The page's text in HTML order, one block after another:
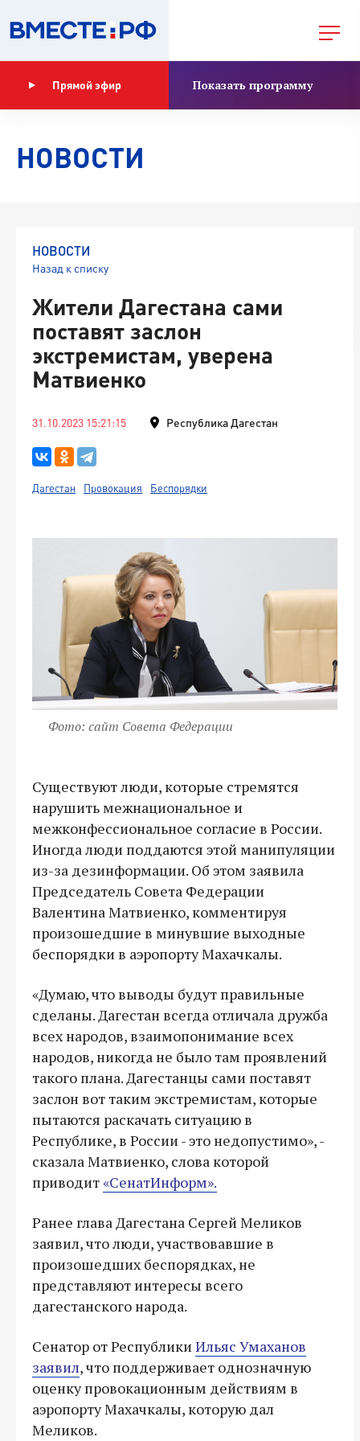
Прямой эфир Показать программу
НОВОСТИ
НОВОСТИ
Назад к списку
Жители Дагестана сами
поставят заслон
экстремистам, уверена
Матвиенко
31.10.2023 15:21:15 Республика Дагестан
Дагестан Провокация Беспорядки
Фото: сайт Совета Федерации
Существуют люди, которые стремятся
нарушить межнациональное и
межконфессиональное согласие в России.
Иногда люди поддаются этой манипуляции
из-за дезинформации. Об этом заявила
Председатель Совета Федерации
Валентина Матвиенко, комментируя
произошедшие в минувшие выходные
беспорядки в аэропорту Махачкалы.
«Думаю, что выводы будут правильные
сделаны. Дагестан всегда отличала дружба
всех народов, взаимопонимание всех
народов, никогда не было там проявлений
такого плана. Дагестанцы сами поставят
заслон вот таким экстремистам, которые
пытаются раскачать ситуацию в
Республике, в России - это недопустимо», -
сказала Матвиенко, слова которой
приводит«СенатИнформ».
Ранее глава Дагестана Сергей Меликов
заявил, что люди, участвовавшие в
произошедших беспорядках, не
представляют интересы всего
дагестанского народа.
Сенатор от Республики Ильяс Умаханов
заявил, что поддерживает однозначную
оценку провокационным действиям в
аэропорту Махачкалы, которую дал
Меликов.